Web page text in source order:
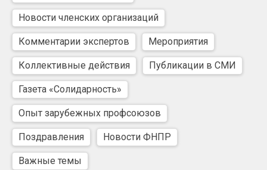
Новости членских организаций
Комментарии экспертов Мероприятия
Коллективные действия Публикации в СМИ
Газета «Солидарность»
Опыт зарубежных профсоюзов
Поздравления Новости ФНПР
Важные темы